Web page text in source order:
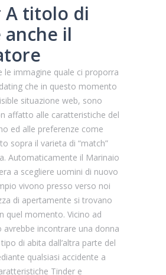
A titolo di
il
le immagine quale ci proporra
che in questo momento
situazione web, sono
affatto alle caratteristiche del
ed alle preferenze come
sopra il varieta di “match”
Automaticamente il Marinaio
a scegliere uomini di nuovo
vivono presso verso noi
di apertamente si trovano
quel momento. Vicino ad
avrebbe incontrare una donna
di abita dall’altra parte del
qualsiasi accidente a
Tinder e